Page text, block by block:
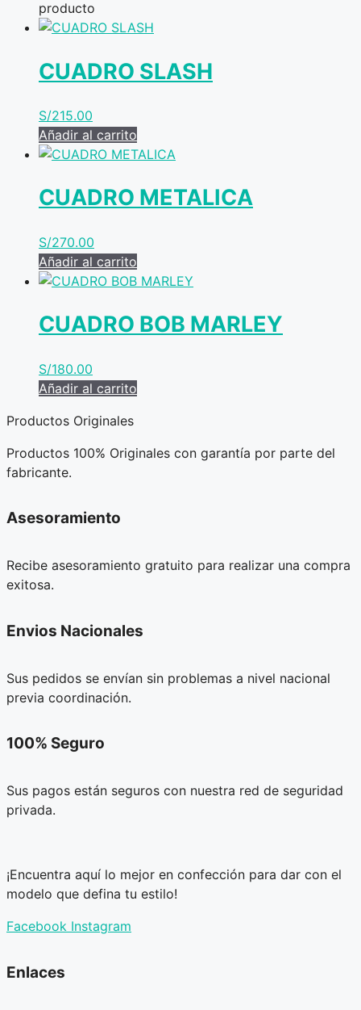
producto
CUADRO SLASH
S/215.00
Añadir al carrito
CUADRO METALICA
S/270.00
Añadir al carrito
CUADRO BOB MARLEY
S/180.00
Añadir al carrito
Productos Originales
Productos 100% Originales con garantía por parte del
fabricante.
Asesoramiento
Recibe asesoramiento gratuito para realizar una compra
exitosa.
Envios Nacionales
Sus pedidos se envían sin problemas a nivel nacional
previa coordinación.
100% Seguro
Sus pagos están seguros con nuestra red de seguridad
privada.
¡Encuentra aquí lo mejor en confección para dar con el
modelo que defina tu estilo!
Facebook Instagram
Enlaces